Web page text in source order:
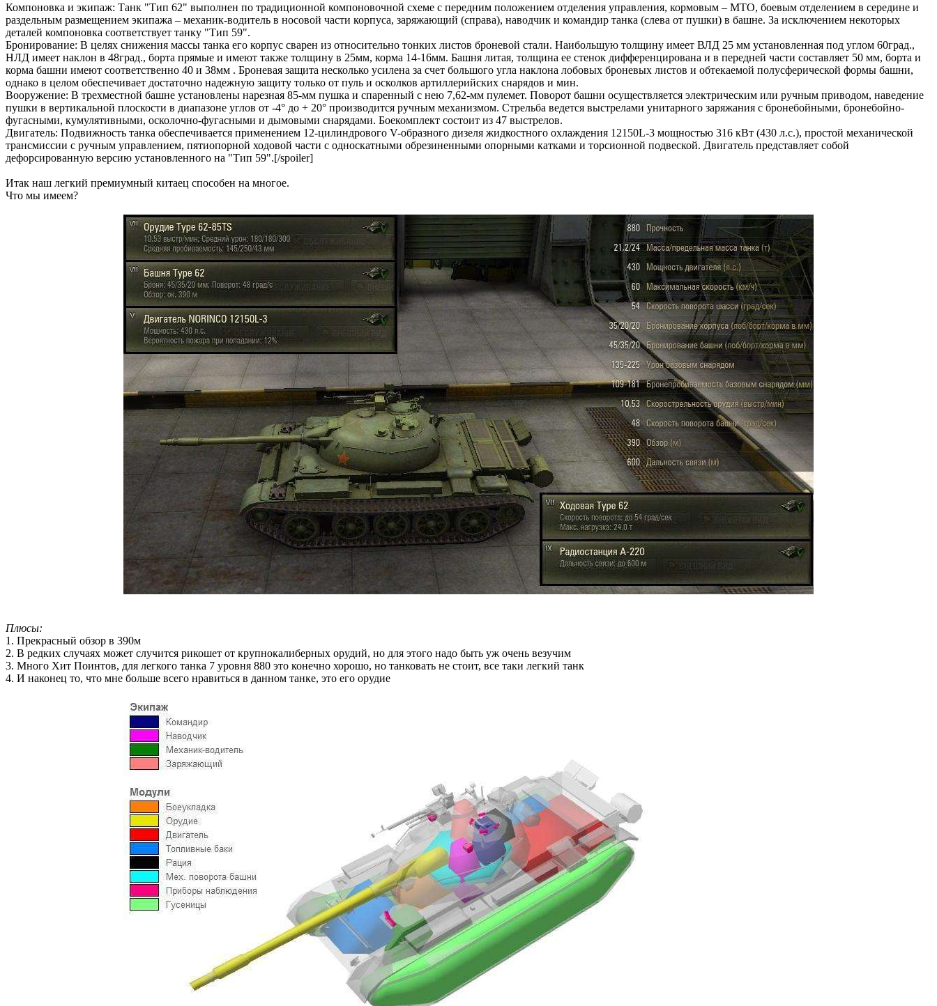
Компоновка и экипаж: Танк "Тип 62" выполнен по традиционной компоновочной схеме с передним положением отделения управления, кормовым – МТО, боевым отделением в середине и
раздельным размещением экипажа – механик-водитель в носовой части корпуса, заряжающий (справа), наводчик и командир танка (слева от пушки) в башне. За исключением некоторых
деталей компоновка соответствует танку "Тип 59".
Бронирование: В целях снижения массы танка его корпус сварен из относительно тонких листов броневой стали. Наибольшую толщину имеет ВЛД 25 мм установленная под углом 60град.,
НЛД имеет наклон в 48град., борта прямые и имеют также толщину в 25мм, корма 14-16мм. Башня литая, толщина ее стенок дифференцирована и в передней части составляет 50 мм, борта и
корма башни имеют соответственно 40 и 38мм . Броневая защита несколько усилена за счет большого угла наклона лобовых броневых листов и обтекаемой полусферической формы башни,
однако в целом обеспечивает достаточно надежную защиту только от пуль и осколков артиллерийских снарядов и мин.
Вооружение: В трехместной башне установлены нарезная 85-мм пушка и спаренный с нею 7,62-мм пулемет. Поворот башни осуществляется электрическим или ручным приводом, наведение
пушки в вертикальной плоскости в диапазоне углов от -4° до + 20° производится ручным механизмом. Стрельба ведется выстрелами унитарного заряжания с бронебойными, бронебойно-
фугасными, кумулятивными, осколочно-фугасными и дымовыми снарядами. Боекомплект состоит из 47 выстрелов.
Двигатель: Подвижность танка обеспечивается применением 12-цилиндрового V-образного дизеля жидкостного охлаждения 12150L-3 мощностью 316 кВт (430 л.с.), простой механической
трансмиссии с ручным управлением, пятиопорной ходовой части с односкатными обрезиненными опорными катками и торсионной подвеской. Двигатель представляет собой
дефорсированную версию установленного на "Тип 59".[/spoiler]
Итак наш легкий премиумный китаец способен на многое.
Что мы имеем?
Плюсы:
1. Прекрасный обзор в 390м
2. В редких случаях может случится рикошет от крупнокалиберных орудий, но для этого надо быть уж очень везучим
3. Много Хит Поинтов, для легкого танка 7 уровня 880 это конечно хорошо, но танковать не стоит, все таки легкий танк
4. И наконец то, что мне больше всего нравиться в данном танке, это его орудие